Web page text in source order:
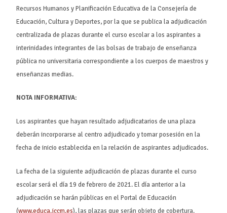
Recursos Humanos y Planificación Educativa de la Consejería de
Educación, Cultura y Deportes, por la que se publica la adjudicación
centralizada de plazas durante el curso escolar a los aspirantes a
interinidades integrantes de las bolsas de trabajo de enseñanza
pública no universitaria correspondiente a los cuerpos de maestros y
enseñanzas medias.
NOTA INFORMATIVA:
Los aspirantes que hayan resultado adjudicatarios de una plaza
deberán incorporarse al centro adjudicado y tomar posesión en la
fecha de inicio establecida en la relación de aspirantes adjudicados.
La fecha de la siguiente adjudicación de plazas durante el curso
escolar será el día 19 de febrero de 2021. El día anterior a la
adjudicación se harán públicas en el Portal de Educación
(www.educa.jccm.es), las plazas que serán objeto de cobertura.